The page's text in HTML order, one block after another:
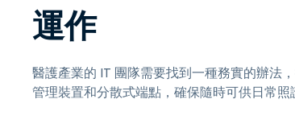
運作
醫護產業的 IT 團隊需要找到一種務實的辦法
管理裝置和分散式端點，確保隨時可供日常照